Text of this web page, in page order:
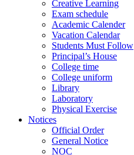
Creative Learning
Exam schedule
Academic Calender
Vacation Calendar
Students Must Follow
Principal’s House
College time
College uniform
Library
Laboratory
Physical Exercise
Notices
Official Order
General Notice
NOC